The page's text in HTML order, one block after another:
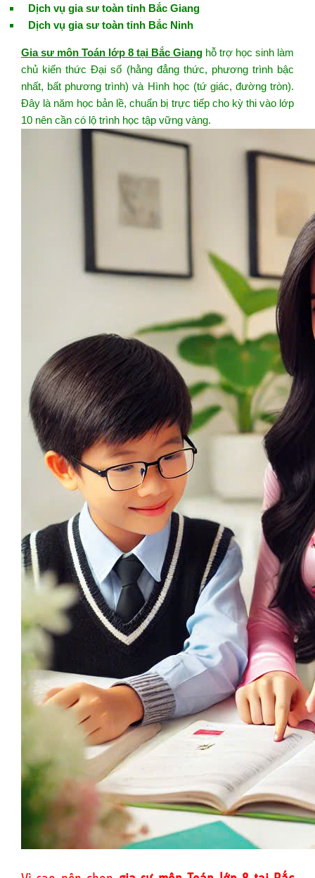
Dịch vụ gia sư toàn tỉnh Bắc Giang
Dịch vụ gia sư toàn tỉnh Bắc Ninh
Gia sư môn Toán lớp 8 tại Bắc Giang hỗ trợ học sinh làm
chủ kiến thức Đại số (hằng đẳng thức, phương trình bậc
nhất, bất phương trình) và Hình học (tứ giác, đường tròn).
Đây là năm học bản lề, chuẩn bị trực tiếp cho kỳ thi vào lớp
10 nên cần có lộ trình học tập vững vàng.